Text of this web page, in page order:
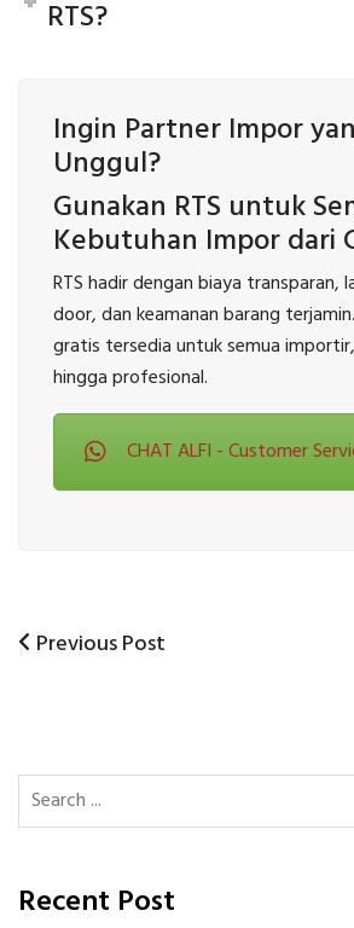
RTS?
Ingin Partner Impor
Unggul?
Gunakan RTS untuk
Kebutuhan Impor dari
RTS hadir dengan biaya transparan,
door, dan keamanan barang
gratis tersedia untuk semua
hingga profesional.
CHAT ALFI - Customer
Post
Previous
Previous Post
Recent Post